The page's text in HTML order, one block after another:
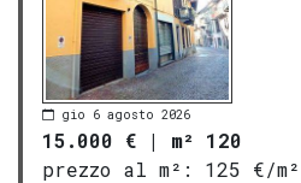
gio 6 agosto 2026
15.000 € | m² 120
prezzo al m²:
125 €/m²